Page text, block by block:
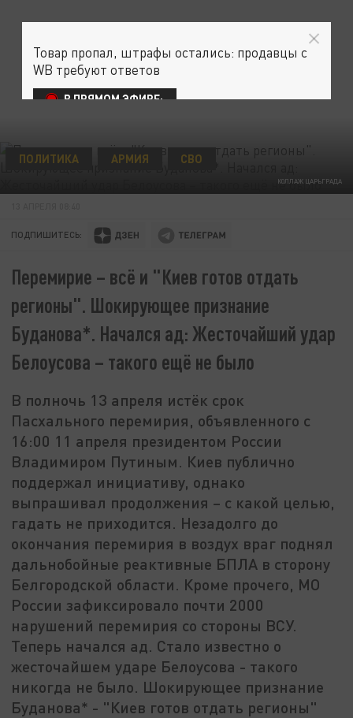
КОЛЛАЖ ЦАРЬГРАДА
ПОЛИТИКА АРМИЯ СВО
ПОДПИШИТЕСЬ:
Перемирие – всё и "Киев готов отдать
регионы". Шокирующее признание
Буданова*. Начался ад: Жесточайший удар
Белоусова – такого ещё не было
В полночь 13 апреля истёк срок
Пасхального перемирия, объявленного с
16:00 11 апреля президентом России
Владимиром Путиным. Киев публично
поддержал инициативу, однако
выпрашивал продолжения – с какой целью,
гадать не приходится. Незадолго до
окончания перемирия в воздух враг поднял
дальнобойные реактивные БПЛА в сторону
Белгородской области. Кроме прочего, МО
России зафиксировало почти 2000
нарушений перемирия со стороны ВСУ.
Теперь начался ад. Стало известно о
жесточайшем ударе Белоусова - такого
никогда не было. Шокирующее признание
Буданова* - "Киев готов отдать регионы"
Товар пропал, штрафы остались: продавцы с
WB требуют ответов
В ПРЯМОМ ЭФИРЕ: